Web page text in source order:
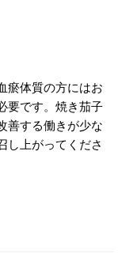
瘀体質の方にはお
要です。焼き茄子
善する働きが少な
し上がってくださ